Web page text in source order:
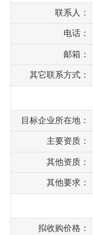
联系人：
电话：
邮箱：
其它联系方式：
目标企业所在地：
主要资质：
其他资质：
其他要求：
拟收购价格：